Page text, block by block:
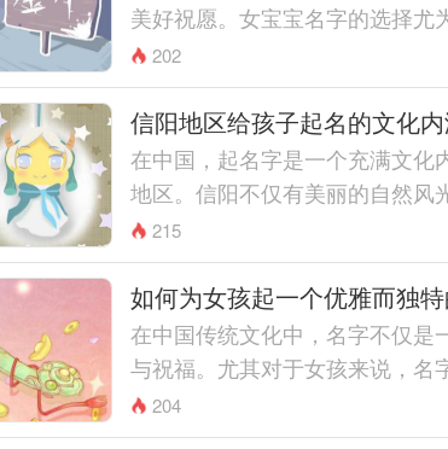
美好祝愿。女宝宝名字的选择尤
202
信阳地区给孩子起名的文化
在中国，起名字是一个充满文化
地区。信阳不仅有美丽的自然风
215
如何为女孩起一个优雅而独
在中国传统文化中，名字不仅是
与祝福。尤其对于女孩来说，名
204